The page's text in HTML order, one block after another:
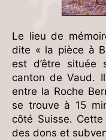
Le lieu de
dite « la pièce à
est d’être située
canton de Vaud.
entre la Roche
se trouve à 15
côté Suisse.
des dons et